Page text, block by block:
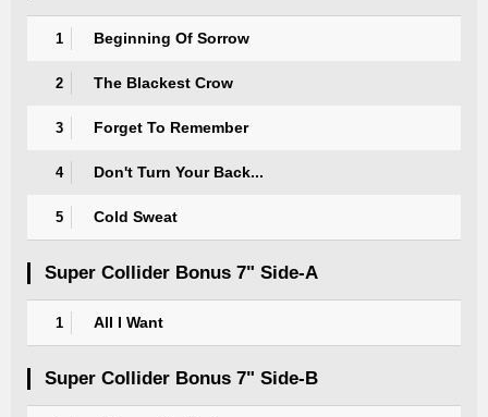
1 Beginning Of Sorrow
2 The Blackest Crow
3 Forget To Remember
4 Don't Turn Your Back...
5 Cold Sweat
Super Collider Bonus 7" Side-A
1 All I Want
Super Collider Bonus 7" Side-B